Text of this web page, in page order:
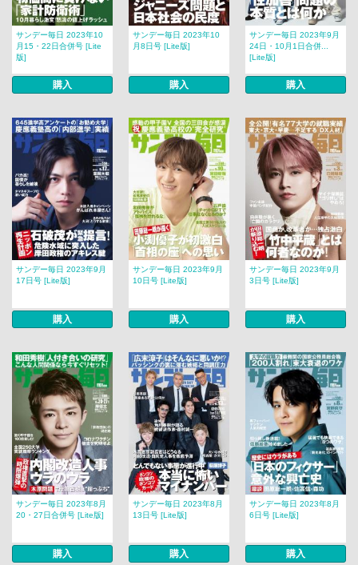
サンデー毎日 2023年10
月15・22日合併号 [Lite
版]
購入
サンデー毎日 2023年10
月8日号 [Lite版]
購入
サンデー毎日 2023年9月
24日・10月1日合併...
[Lite版]
購入
サンデー毎日 2023年9月
17日号 [Lite版]
購入
サンデー毎日 2023年9月
10日号 [Lite版]
購入
サンデー毎日 2023年9月
3日号 [Lite版]
購入
サンデー毎日 2023年8月
20・27日合併号 [Lite版]
購入
サンデー毎日 2023年8月
13日号 [Lite版]
購入
サンデー毎日 2023年8月
6日号 [Lite版]
購入